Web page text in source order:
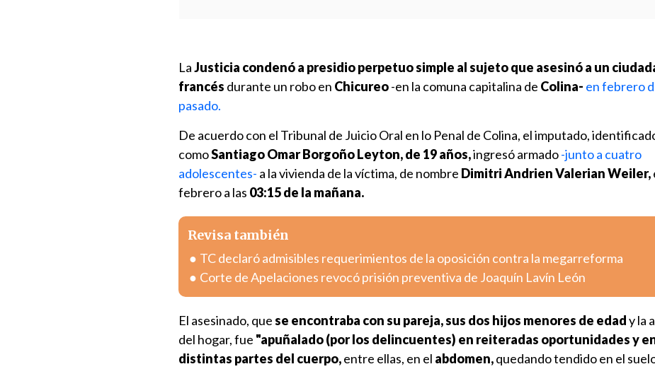
LaJusticia condenó a presidio perpetuo simple al sujeto que asesinó a un
francés durante un robo en Chicureo-en la comuna capitalina de Colina- en febrero
pasado.
De acuerdo con el Tribunal de Juicio Oral en lo Penal de Colina, el imputado,
comoSantiago Omar Borgoño Leyton, de 19 años,ingresó armado-junto a cuatro
adolescentes- a la vivienda de la víctima, de nombre Dimitri Andrien Valerian Weiler,
febrero a las 03:15 de la mañana.
Revisa también
TC declaró admisibles requerimientos de la oposición contra la megarreforma
Corte de Apelaciones revocó prisión preventiva de Joaquín Lavín León
El asesinado, quese encontraba con su pareja, sus dos hijos menores de edady la
del hogar, fue "apuñalado (por los delincuentes) en reiteradas oportunidades y
distintas partes del cuerpo,entre ellas, en el abdomen,quedando tendido en el